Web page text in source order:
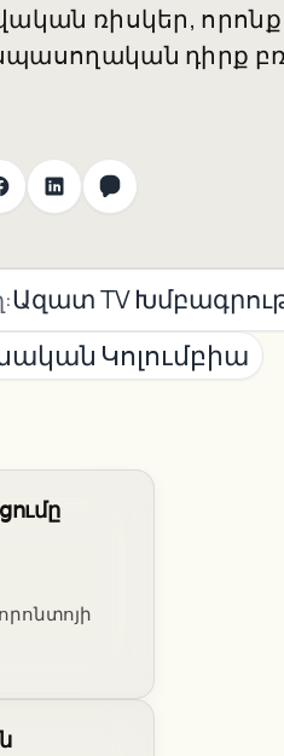
ռիսկեր, որոնք
դիրք
Ազատ TV
Կոլումբիա